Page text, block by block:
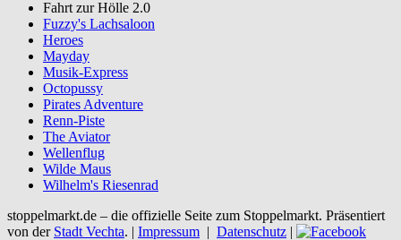
Fahrt zur Hölle 2.0
Fuzzy's Lachsaloon
Heroes
Mayday
Musik-Express
Octopussy
Pirates Adventure
Renn-Piste
The Aviator
Wellenflug
Wilde Maus
Wilhelm's Riesenrad
stoppelmarkt.de – die offizielle Seite zum Stoppelmarkt. Präsentiert
von der Stadt Vechta. | Impressum | Datenschutz |